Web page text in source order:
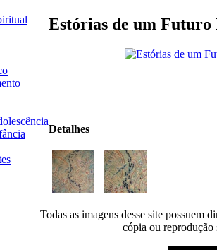
Estórias de um Futuro
Detalhes
Todas as imagens desse site possuem
cópia ou reprodução